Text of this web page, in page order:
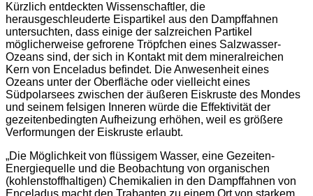
Kürzlich entdeckten Wissenschaftler, die
herausgeschleuderte Eispartikel aus den Dampffahnen
untersuchten, dass einige der salzreichen Partikel
möglicherweise gefrorene Tröpfchen eines Salzwasser-
Ozeans sind, der sich in Kontakt mit dem mineralreichen
Kern von Enceladus befindet. Die Anwesenheit eines
Ozeans unter der Oberfläche oder vielleicht eines
Südpolarsees zwischen der äußeren Eiskruste des Mondes
und seinem felsigen Inneren würde die Effektivität der
gezeitenbedingten Aufheizung erhöhen, weil es größere
Verformungen der Eiskruste erlaubt.
„Die Möglichkeit von flüssigem Wasser, eine Gezeiten-
Energiequelle und die Beobachtung von organischen
(kohlenstoffhaltigen) Chemikalien in den Dampffahnen von